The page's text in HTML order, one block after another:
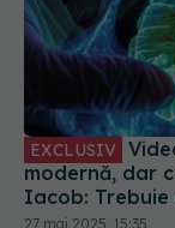
EXCLUSIV
modernă, dar
Iacob:
discernământ
27 mai 2025, 15:35